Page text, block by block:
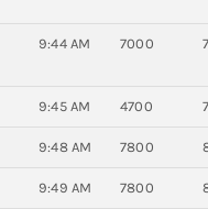
9:44 AM 7000
9:45 AM 4700
9:48 AM 7800
9:49 AM 7800